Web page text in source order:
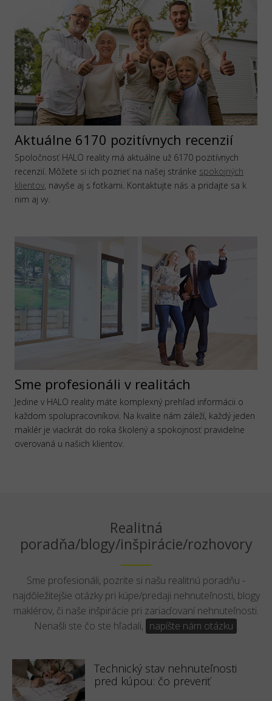
Aktuálne 6170 pozitívnych recenzií
Spoločnosť HALO reality má aktuálne už 6170 pozitívnych
recenzií. Môžete si ich pozrieť na našej stránke spokojných
klientov, navyše aj s fotkami. Kontaktujte nás a pridajte sa k
nim aj vy.
Sme profesionáli v realitách
Jedine v HALO reality máte komplexný prehľad informácii o
každom spolupracovníkovi. Na kvalite nám záleží, každý jeden
maklér je viackrát do roka školený a spokojnosť pravidelne
overovaná u našich klientov.
Realitná
poradňa/blogy/inšpirácie/rozhovory
Sme profesionáli, pozrite si našu realitnú poradňu -
najdôležitejšie otázky pri kúpe/predaji nehnuteľnosti, blogy
maklérov, či naše inšpirácie pri zariaďovaní nehnuteľnosti.
Nenašli ste čo ste hľadali, napíšte nám otázku .
Technický stav nehnuteľnosti
pred kúpou: čo preveriť